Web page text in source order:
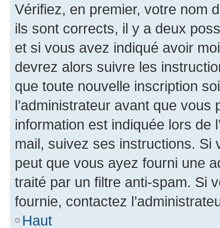
Vérifiez, en premier, votre nom
ils sont corrects, il y a deux
et si vous avez indiqué avoir
devrez alors suivre les
que toute nouvelle inscription
l’administrateur avant que
information est indiquée lors de
mail, suivez ses instructions. Si
peut que vous ayez fourni une
traité par un filtre anti-spam. Si
fournie, contactez
Haut